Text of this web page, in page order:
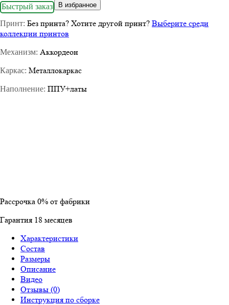
Быстрый заказ В избранное
Принт: Без принта? Хотите другой принт? Выберите среди
коллекции принтов
Механизм: Аккордеон
Каркас: Металлокаркас
Наполнение: ППУ+латы
Рассрочка 0% от фабрики
Гарантия 18 месяцев
Характеристики
Состав
Размеры
Описание
Видео
Отзывы (0)
Инструкция по сборке